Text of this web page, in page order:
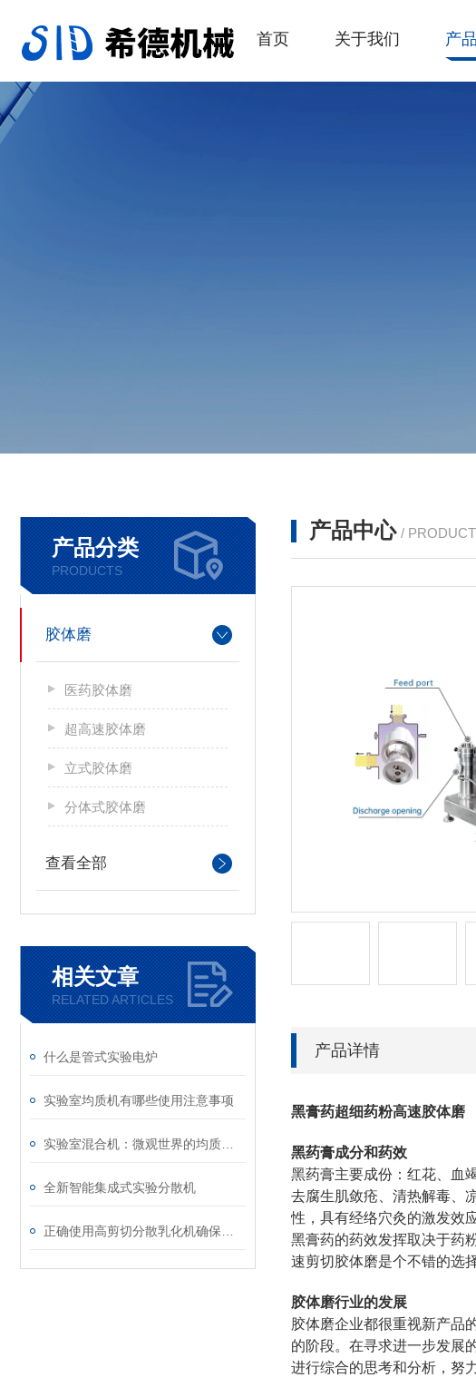
首页 关于我们 产
产品分类
PRODUCTS
胶体磨
医药胶体磨
超高速胶体磨
立式胶体磨
分体式胶体磨
查看全部
相关文章
RELATED ARTICLES
什么是管式实验电炉
实验室均质机有哪些使用注意事项
全新智能集成式实验分散机
产品中心 /
产品详情
黑膏药超细药粉高速胶体磨
黑药膏成分和药效
黑药膏主要成份：红花、血
去腐生肌敛疮、清热解毒、
性，具有经络穴灸的激发效
黑膏药的药效发挥取决于药
速剪切胶体磨是个不错的选
胶体磨行业的发展
胶体磨企业都很重视新产品
的阶段。在寻求进一步发展
进行综合的思考和分析，努